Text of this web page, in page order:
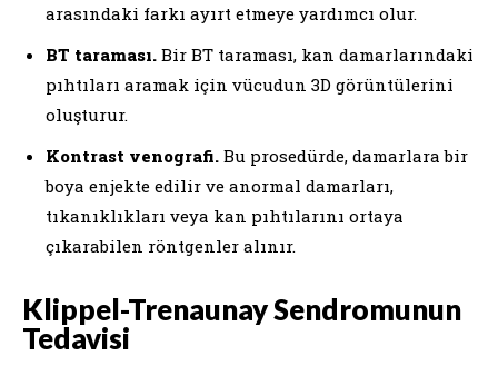
arasındaki farkı ayırt etmeye yardımcı olur.
BT taraması. Bir BT taraması, kan damarlarındaki
pıhtıları aramak için vücudun 3D görüntülerini
oluşturur.
Kontrast venografi. Bu prosedürde, damarlara bir
boya enjekte edilir ve anormal damarları,
tıkanıklıkları veya kan pıhtılarını ortaya
çıkarabilen röntgenler alınır.
Klippel-Trenaunay Sendromunun
Tedavisi